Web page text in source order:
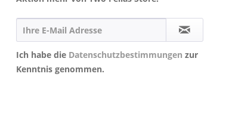
Ich habe die Datenschutzbestimmungen zur
Kenntnis genommen.